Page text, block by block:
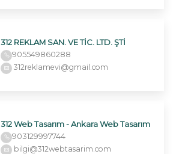
312 REKLAM SAN. VE TİC. LTD. ŞTİ
905549860288
312reklamevi@gmail.com
312 Web Tasarım - Ankara Web Tasarım
903129997744
bilgi@312webtasarim.com